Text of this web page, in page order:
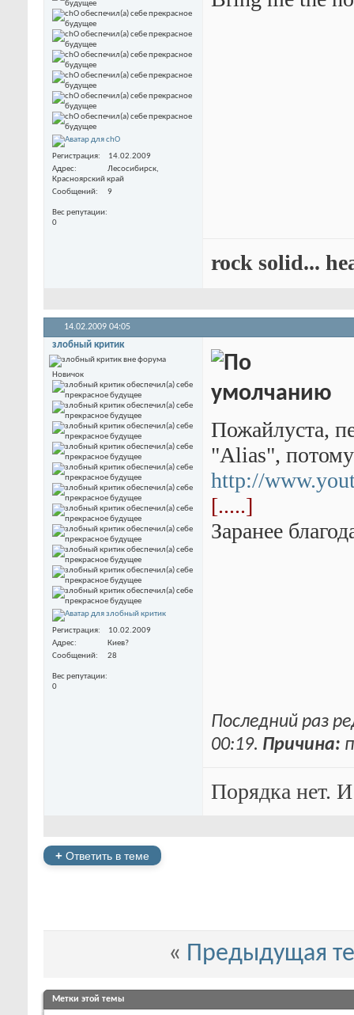
Регистрация
14.02.2009
Адрес
Лесосибирск,
Красноярский край
Сообщений
9
Вес репутации
0
rock solid...
14.02.2009 04:05
злобный критик
Новичок
Регистрация
10.02.2009
Адрес
Киев?
Сообщений
28
Вес репутации
0
Пожайлуста,
"Alias", потому
http://
[.....]
Заранее
Последний раз
00:19. Причина:
Порядка нет. И
+ Ответить в теме
« Предыдущая
Метки этой темы